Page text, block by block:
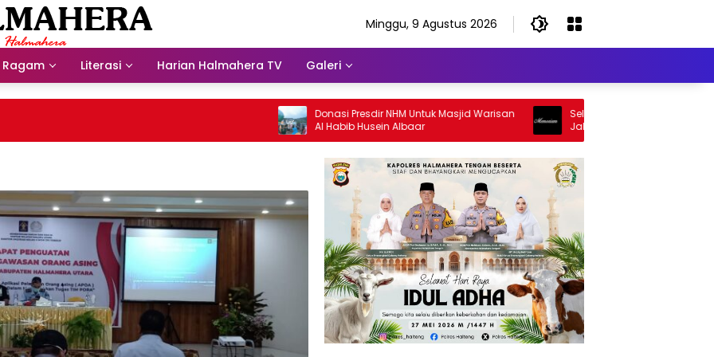
Minggu, 9 Agustus 2026
Ragam Literasi Harian Halmahera TV Galeri
Donasi Presdir NHM Untuk Masjid Warisan
Al Habib Husein Albaar
Selamat Jalan Sang Inspirator,
Jalan Abangku Yuslam Idris